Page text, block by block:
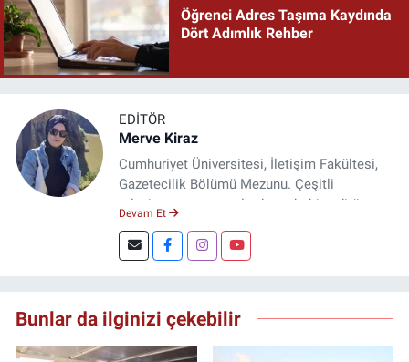
Öğrenci Adres Taşıma Kaydında
Dört Adımlık Rehber
EDITÖR
Merve Kiraz
Cumhuriyet Üniversitesi, İletişim Fakültesi,
Gazetecilik Bölümü Mezunu. Çeşitli
televizyon ve gazetelerde muhabir, editör,
Şuan, www.dogugazetesi.com adlı haber
sitesinin Yazı İşleri Müdürlüğünü yürütmekte.
Devam Et
Bunlar da ilginizi çekebilir